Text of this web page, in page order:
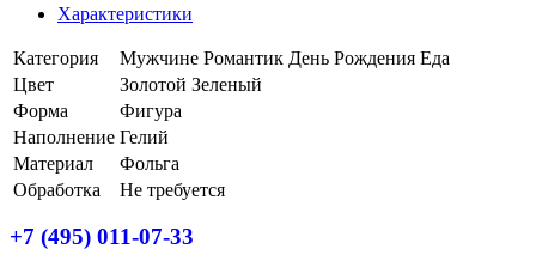
Характеристики
Категория Мужчине Романтик День Рождения Еда
Цвет
Золотой Зеленый
Форма
Фигура
Наполнение Гелий
Материал
Фольга
Обработка
Не требуется
+7 (495) 011-07-33